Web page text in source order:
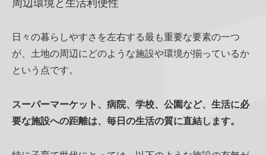
周辺環境と生活利便性
日々の暮らしやすさを左右する最も重要な要素の一つ
が、土地の周辺にどのような施設や環境が揃っているか
という点です。
スーパーマーケット、病院、学校、公園など、生活に必
要な施設への距離は、毎日の生活の質に直結します。